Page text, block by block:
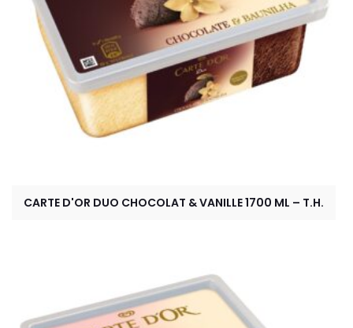
CARTE D'OR DUO CHOCOLAT & VANILLE 1700 ML – T.H.